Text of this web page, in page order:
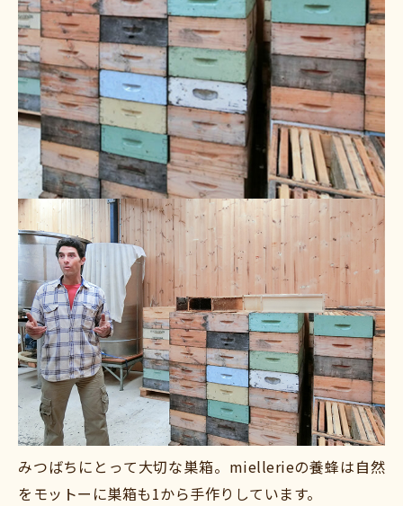
みつばちにとって大切な巣箱。miellerieの養蜂は自然
をモットーに巣箱も1から手作りしています。